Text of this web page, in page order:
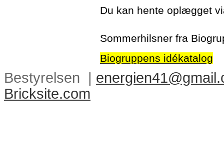
Du kan hente oplægget
Sommerhilsner fra
Biogruppens idékatalog
Bestyrelsen |
Bricksite.com